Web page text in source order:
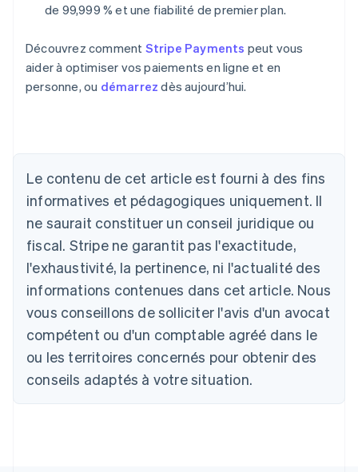
de 99,999 % et une fiabilité de premier plan.
Découvrez comment Stripe Payments peut vous
aider à optimiser vos paiements en ligne et en
personne, ou démarrez dès aujourd’hui.
Le contenu de cet article est fourni à des fins
informatives et pédagogiques uniquement. Il
ne saurait constituer un conseil juridique ou
fiscal. Stripe ne garantit pas l'exactitude,
l'exhaustivité, la pertinence, ni l'actualité des
informations contenues dans cet article. Nous
vous conseillons de solliciter l'avis d'un avocat
compétent ou d'un comptable agréé dans le
ou les territoires concernés pour obtenir des
conseils adaptés à votre situation.
DeutschEnglish
English
Autriche
Deutsch English
Belgique
NederlandsFrançaisDeutschEnglish
Brésil
Bulgarie
English
Canada
English Français
Chine continentale